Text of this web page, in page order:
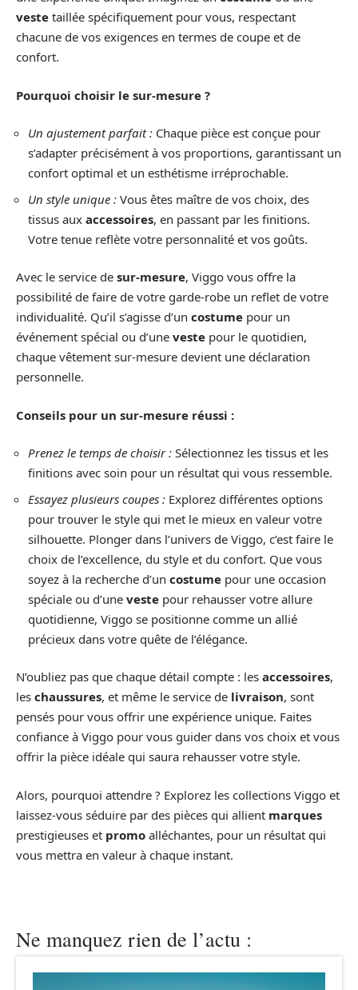
veste taillée spécifiquement pour vous, respectant
chacune de vos exigences en termes de coupe et de
confort.
Pourquoi choisir le sur-mesure ?
Un ajustement parfait : Chaque pièce est conçue pour
s’adapter précisément à vos proportions, garantissant un
confort optimal et un esthétisme irréprochable.
Un style unique : Vous êtes maître de vos choix, des
tissus aux accessoires, en passant par les finitions.
Votre tenue reflète votre personnalité et vos goûts.
Avec le service de sur-mesure, Viggo vous offre la
possibilité de faire de votre garde-robe un reflet de votre
individualité. Qu’il s’agisse d’un costume pour un
événement spécial ou d’une veste pour le quotidien,
chaque vêtement sur-mesure devient une déclaration
personnelle.
Conseils pour un sur-mesure réussi :
Prenez le temps de choisir : Sélectionnez les tissus et les
finitions avec soin pour un résultat qui vous ressemble.
Essayez plusieurs coupes : Explorez différentes options
pour trouver le style qui met le mieux en valeur votre
silhouette. Plonger dans l’univers de Viggo, c’est faire le
choix de l’excellence, du style et du confort. Que vous
soyez à la recherche d’un costume pour une occasion
spéciale ou d’une veste pour rehausser votre allure
quotidienne, Viggo se positionne comme un allié
précieux dans votre quête de l’élégance.
N’oubliez pas que chaque détail compte : les accessoires,
les chaussures, et même le service de livraison, sont
pensés pour vous offrir une expérience unique. Faites
confiance à Viggo pour vous guider dans vos choix et vous
offrir la pièce idéale qui saura rehausser votre style.
Alors, pourquoi attendre ? Explorez les collections Viggo et
laissez-vous séduire par des pièces qui allient marques
prestigieuses et promo alléchantes, pour un résultat qui
vous mettra en valeur à chaque instant.
Ne manquez rien de l’actu :